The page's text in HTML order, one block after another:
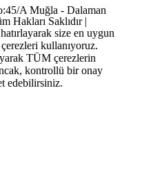
A Muğla - Dalaman
Hakları Saklıdır |
size en uygun
kullanıyoruz.
TÜM çerezlerin
kontrollü bir onay
edebilirsiniz.